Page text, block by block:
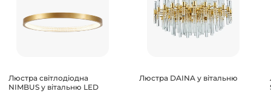
Люстра світлодіодна
NIMBUS у вітальню LED
Люстра DAINA у вітальню